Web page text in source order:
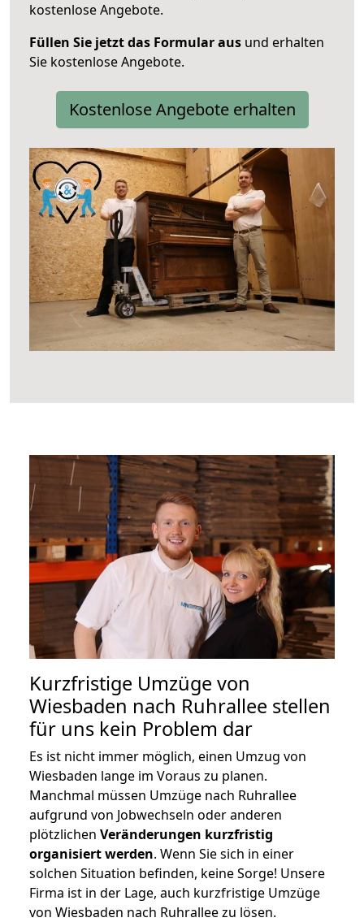
kostenlose Angebote.
Füllen Sie jetzt das Formular aus und erhalten
Sie kostenlose Angebote.
Kostenlose Angebote erhalten
Kurzfristige Umzüge von
Wiesbaden nach Ruhrallee stellen
für uns kein Problem dar
Es ist nicht immer möglich, einen Umzug von
Wiesbaden lange im Voraus zu planen.
Manchmal müssen Umzüge nach Ruhrallee
aufgrund von Jobwechseln oder anderen
plötzlichen Veränderungen kurzfristig
organisiert werden. Wenn Sie sich in einer
solchen Situation befinden, keine Sorge! Unsere
Firma ist in der Lage, auch kurzfristige Umzüge
von Wiesbaden nach Ruhrallee zu lösen.